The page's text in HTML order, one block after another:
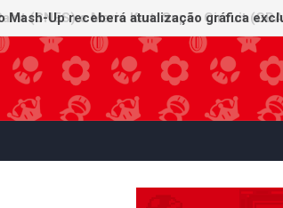
(SNES) e Mario Kart: Super Circuit (GBA)